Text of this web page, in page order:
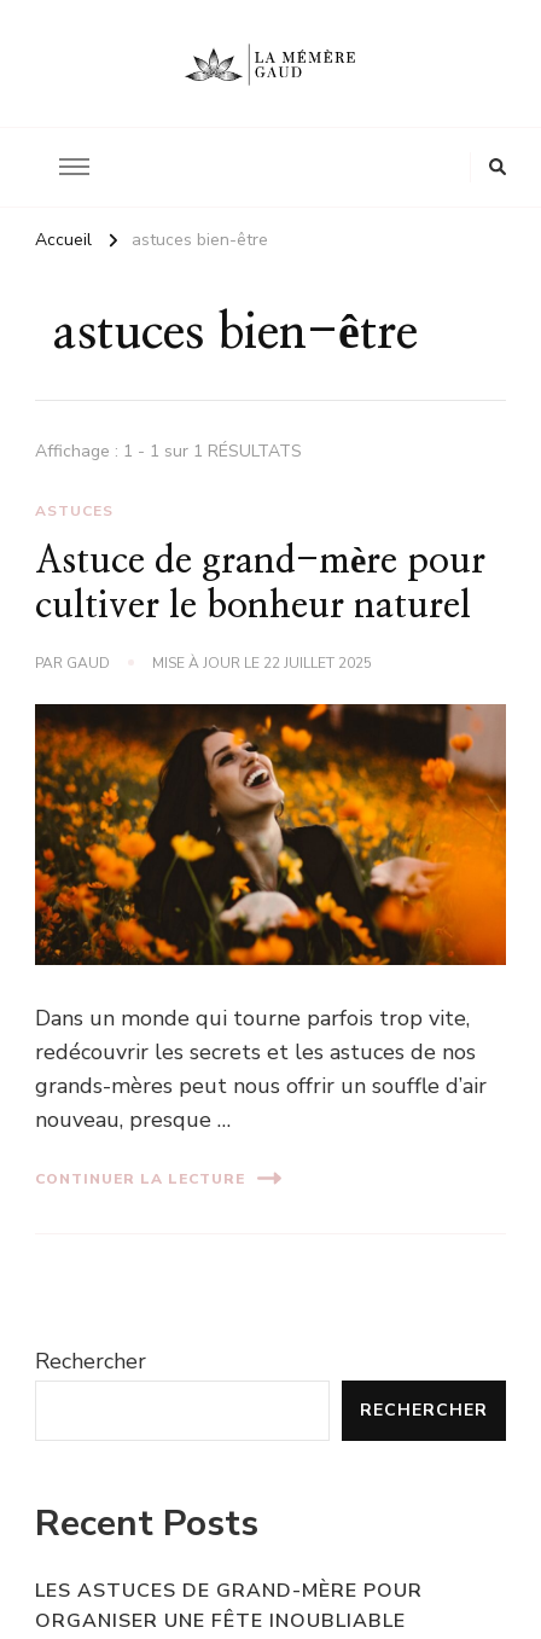
Accueil astuces bien-être
astuces bien-être
Affichage : 1 - 1 sur 1 RÉSULTATS
ASTUCES
Astuce de grand-mère pour
cultiver le bonheur naturel
PAR GAUD MISE À JOUR LE 22 JUILLET 2025
Dans un monde qui tourne parfois trop vite,
redécouvrir les secrets et les astuces de nos
grands-mères peut nous offrir un souffle d’air
nouveau, presque …
CONTINUER LA LECTURE
Rechercher
RECHERCHER
Recent Posts
LES ASTUCES DE GRAND-MÈRE POUR
ORGANISER UNE FÊTE INOUBLIABLE